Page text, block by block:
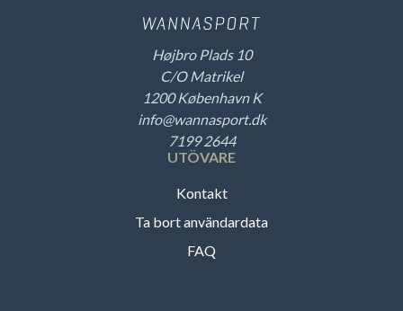
Højbro Plads 10
C/O Matrikel
1200 København K
info@wannasport.dk
7199 2644
UTÖVARE
Kontakt
Ta bort användardata
FAQ